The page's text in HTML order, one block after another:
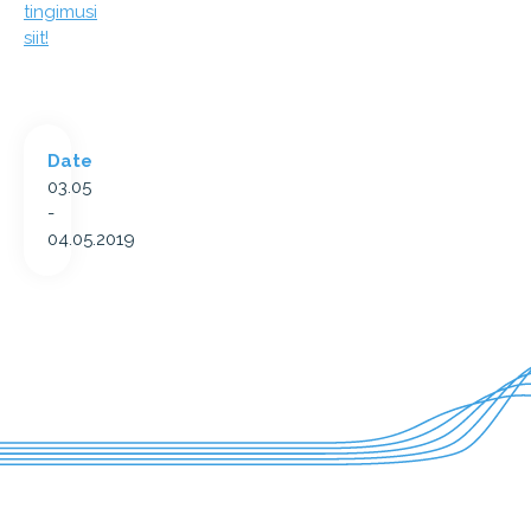
tingimusi
siit!
Date
03.05
-
04.05.2019